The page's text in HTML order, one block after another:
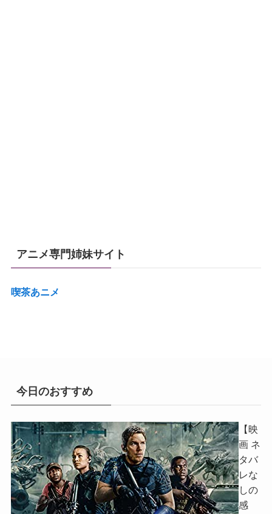
アニメ専門姉妹サイト
喫茶あニメ
今日のおすすめ
【映
画 ネ
タバ
レな
しの
感